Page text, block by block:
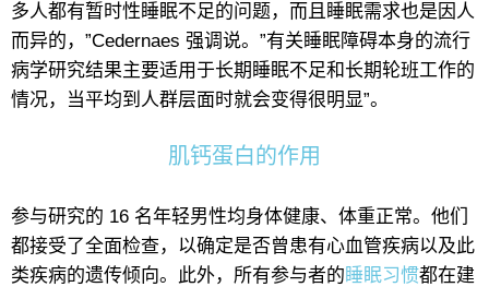
多人都有暂时性睡眠不足的问题，而且睡眠需求也是因人
而异的，”Cedernaes 强调说。”有关睡眠障碍本身的流行
病学研究结果主要适用于长期睡眠不足和长期轮班工作的
情况，当平均到人群层面时就会变得很明显”。
肌钙蛋白的作用
参与研究的 16 名年轻男性均身体健康、体重正常。他们
都接受了全面检查，以确定是否曾患有心血管疾病以及此
类疾病的遗传倾向。此外，所有参与者的睡眠习惯都在建